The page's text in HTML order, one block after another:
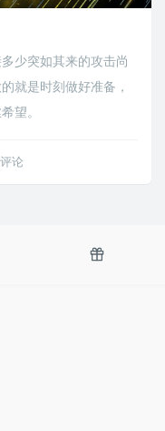
少突如其来的攻击尚
就是时刻做好准备，
望。
论